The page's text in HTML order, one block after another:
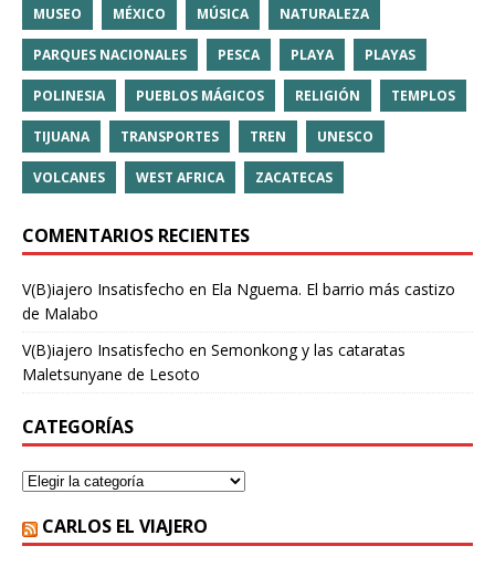
MUSEO MÉXICO MÚSICA NATURALEZA
PARQUES NACIONALES PESCA PLAYA PLAYAS
POLINESIA PUEBLOS MÁGICOS RELIGIÓN TEMPLOS
TIJUANA TRANSPORTES TREN UNESCO
VOLCANES WEST AFRICA ZACATECAS
COMENTARIOS RECIENTES
V(B)iajero Insatisfecho en Ela Nguema. El barrio más castizo
de Malabo
V(B)iajero Insatisfecho en Semonkong y las cataratas
Maletsunyane de Lesoto
CATEGORÍAS
CARLOS EL VIAJERO